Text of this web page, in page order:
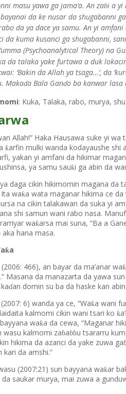
masu yawa ga jama’a. An zaɓi a yi
da ke nusar da shugabanni
da ya dace ya samu. An yi
da kuma kusanci ga shugabanni,
(Psychoanalytical Theory) na
da talaka yake furtawa a duk
‘Bakin da Allah ya tsaga…’, da
Makaɗa Bala Ganɗo ba kanwar lasa
: Kuka, Talaka, rabo, murya,
Allah!” Haka Hausawa suke yi
ƙarfin mulki wanda kodayaushe shi
yakan yi amfani da hikimar
ya samu sauƙi ga abin da
daga cikin hikimomin magana da
waƙa wata maganar hikima ce
na cikin talakawan da suka yi
shi samun wani rabo nasa.
waƙarsa mai suna, “Ba a
aka hana masa.
ƙa
(2006: 466), an bayar da ma’anar waƙ
Masana da manazarta da yawa
ɗan domin su ba da haske kan
6) wanda ya ce, “Waƙa wani
kalmomi cikin wani tsari ko ƙ
waƙa da cewa, “Maganar
wasu kalmomi zaɓaɓɓu tsararru
hikima da azanci da yake zuwa ga
kari da amshi.”
(2007:21) sun bayyana waƙar
saukar murya, mai zuwa a